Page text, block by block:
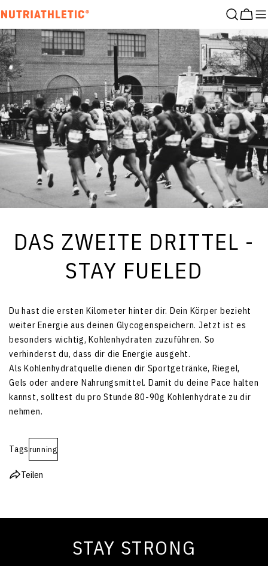
Inhalt
springen
DAS ZWEITE DRITTEL -
STAY FUELED
Du hast die ersten Kilometer hinter dir. Dein Körper bezieht
weiter Energie aus deinen Glycogenspeichern. Jetzt ist es
besonders wichtig, Kohlenhydraten zuzuführen. So
verhinderst du, dass dir die Energie ausgeht.
Als Kohlenhydratquelle dienen dir Sportgetränke, Riegel,
Gels oder andere Nahrungsmittel. Damit du deine Pace halten
kannst, solltest du pro Stunde 80-90g Kohlenhydrate zu dir
nehmen.
Tagsrunning
Teilen
STAY STRONG